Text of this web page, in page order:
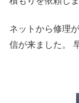
ネットから修理
信が来ました。